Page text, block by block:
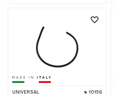
Gesamthöhe: 31 mm · Piaggio OEM-
Nr.: 102939
UNIVERSAL 10156